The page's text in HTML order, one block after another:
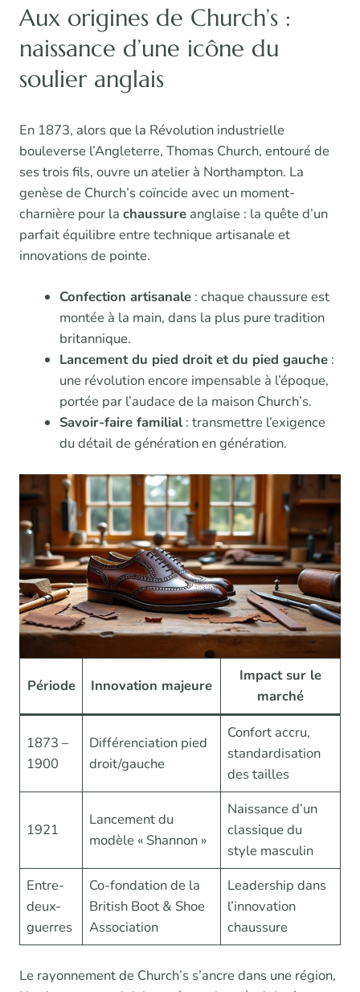
Aux origines de Church’s :
naissance d’une icône du
soulier anglais
En 1873, alors que la Révolution industrielle
bouleverse l’Angleterre, Thomas Church, entouré de
ses trois fils, ouvre un atelier à Northampton. La
genèse de Church’s coïncide avec un moment-
charnière pour la chaussure anglaise : la quête d’un
parfait équilibre entre technique artisanale et
innovations de pointe.
Confection artisanale: chaque chaussure est
montée à la main, dans la plus pure tradition
britannique.
Lancement du pied droit et du pied gauche:
une révolution encore impensable à l’époque,
portée par l’audace de la maison Church’s.
Savoir-faire familial: transmettre l’exigence
du détail de génération en génération.
Période Innovation majeure
Impact sur le
marché
1873 –
1900
Différenciation pied
droit/gauche
Confort accru,
standardisation
des tailles
1921
Lancement du
modèle « Shannon »
Naissance d’un
classique du
style masculin
Entre-
deux-
guerres
Co-fondation de la
British Boot & Shoe
Association
Leadership dans
l’innovation
chaussure
Le rayonnement de Church’s s’ancre dans une région,